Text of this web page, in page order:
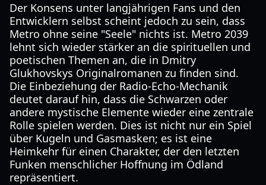
Der Konsens unter langjährigen Fans und den
Entwicklern selbst scheint jedoch zu sein, dass
Metro ohne seine "Seele" nichts ist. Metro 2039
lehnt sich wieder stärker an die spirituellen und
poetischen Themen an, die in Dmitry
Glukhovskys Originalromanen zu finden sind.
Die Einbeziehung der Radio-Echo-Mechanik
deutet darauf hin, dass die Schwarzen oder
andere mystische Elemente wieder eine zentrale
Rolle spielen werden. Dies ist nicht nur ein Spiel
über Kugeln und Gasmasken; es ist eine
Heimkehr für einen Charakter, der den letzten
Funken menschlicher Hoffnung im Ödland
repräsentiert.